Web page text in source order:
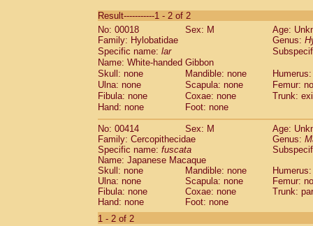
CebidaeSaguinus labiatus(0)
Cebidae Saguinus leucopus (0)
CebidaeSaguinus midas
CebidaeSaguinus mystax
CebidaeSaguinus nigricollis (0)
Cebidae Saguinus oedipus
Cebidae Saguinus weddelli
Cebidae Saguinusspp.
CebidaeAotus trivirgatus(0)
Cebidae Cebus albifrons
CebidaeCebus apella
CebidaeCebus capucinus
Cebidae Cebus nigrivittatus
Cebidae Cebusspp.(0)
Cebidae Saimiri boliviensis
Cebidae Saimiri sciureus
Atelidae
Result-----------1 - 2 of 2
No: 00018
Sex: M
Age:
Family: Hylobatidae
Genus:
Specific name: lar
Name: White-handed Gibbon
Skull: none
Mandible: none
Ulna: none
Scapula: none
Femur:
Fibula: none
Coxae: none
Trunk:
Hand: none
Foot: none
No: 00414 Sex: M
Age:
Family: Cercopithecidae
Genus:
Specific name: fuscata
Name: Japanese Macaque
Skull: none
Mandible: none
Ulna: none
Scapula: none
Femur:
Fibula: none
Coxae: none
Trunk:
Hand: none
Foot: none
1 - 2 of 2